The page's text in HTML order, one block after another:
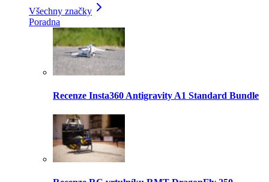
Všechny značky
Poradna
Recenze Insta360 Antigravity A1 Standard Bundle